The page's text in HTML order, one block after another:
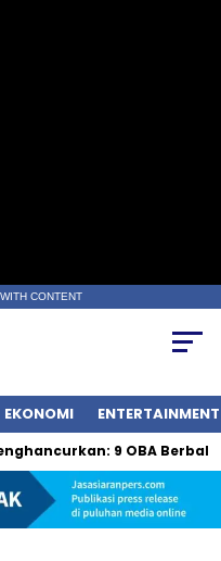
CONTENT
EKONOMI ENTERTAINMENT
9 OBA Berbahaya